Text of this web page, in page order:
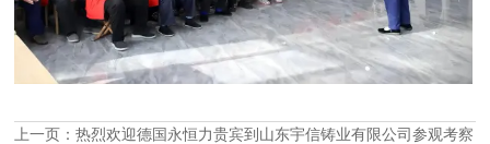
上一页：热烈欢迎德国永恒力贵宾到山东宇信铸业有限公司参观考察